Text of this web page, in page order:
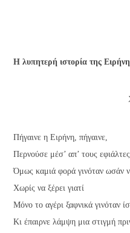
Η λυπητερή ιστορία της
Πήγαινε η Ειρήνη, πήγαινε,
Περνούσε μέσ’ απ’ τους εφιάλτες.
Όμως καμιά φορά γινόταν ωσάν
Χωρίς να ξέρει γιατί
Μόνο το αγέρι ξαφνικά γινόταν
Κι έπαιρνε λάμψη μια στιγμή